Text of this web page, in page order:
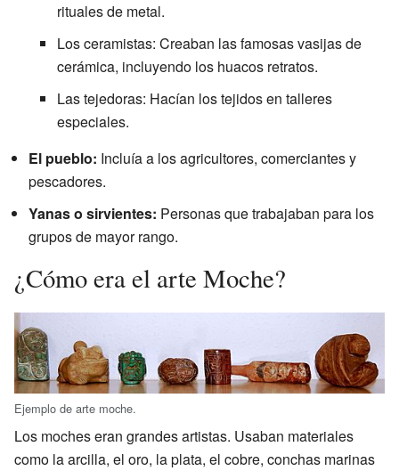
rituales de metal.
Los ceramistas: Creaban las famosas vasijas de
cerámica, incluyendo los huacos retratos.
Las tejedoras: Hacían los tejidos en talleres
especiales.
El pueblo: Incluía a los agricultores, comerciantes y
pescadores.
Yanas o sirvientes: Personas que trabajaban para los
grupos de mayor rango.
¿Cómo era el arte Moche?
Ejemplo de arte moche.
Los moches eran grandes artistas. Usaban materiales
como la arcilla, el oro, la plata, el cobre, conchas marinas